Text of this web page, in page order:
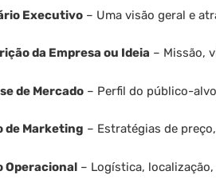
Executivo – Uma visão geral e
da Empresa ou Ideia – Missão,
de Mercado – Perfil do público-
de Marketing – Estratégias de
Operacional – Logística,